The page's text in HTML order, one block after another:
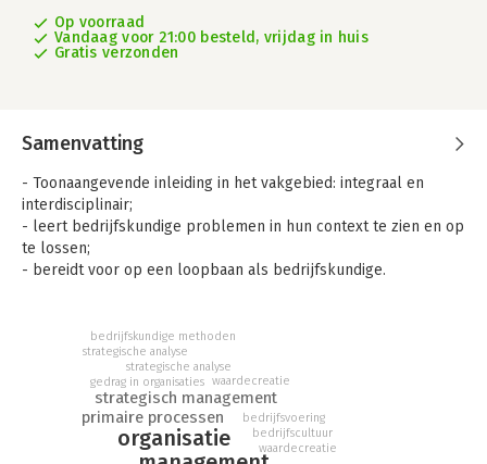
Op voorraad
Vandaag voor 21:00 besteld, vrijdag in huis
Gratis verzonden
Samenvatting
- Toonaangevende inleiding in het vakgebied: integraal en
interdisciplinair;
- leert bedrijfskundige problemen in hun context te zien en op
te lossen;
- bereidt voor op een loopbaan als bedrijfskundige.
geheel en van elk afzonderlijk bedrijfsonderdeel. Vanuit dit
perspectief kan gewerkt worden aan oplossingen voor
bedrijfskundige problemen. Het boek bestaat uit drie delen
waarin steeds een vraag centraal staat: Wat is een bedrijf? Hoe
werkt een bedrijf? Hoe werkt een bedrijfskundige? Deze
vragen worden integraal en interdisciplinair benaderd: zo krijgt
de student inzicht in de werking van bedrijven en de interactie
organisatie
primaire processen
strategisch management
gedrag in organisaties
strategische analyse
waardecreatie
bedrijfsvoering
bedrijfscultuur
strategische analyse
waardecreatie
bedrijfskundige methoden